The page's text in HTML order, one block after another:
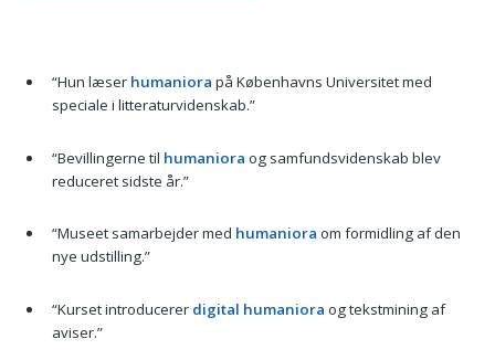
“Hun læser humaniora på Københavns Universitet med
speciale i litteraturvidenskab.”
“Bevillingerne til humaniora og samfundsvidenskab blev
reduceret sidste år.”
“Museet samarbejder med humaniora om formidling af den
nye udstilling.”
“Kurset introducerer digital humaniora og tekstmining af
aviser.”